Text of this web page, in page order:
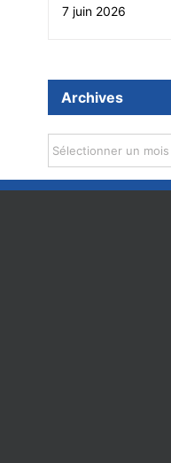
« À cause de Macron ! » le
25 janvier 2020
7 juin 2026
Archives
Archives